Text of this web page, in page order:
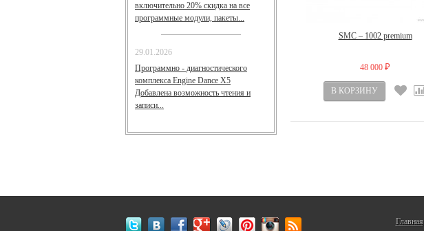
включительно 20% скидка на все
программные модули, пакеты...
29.01.2026
Программно - диагностического
комплекса Engine Dance X5
Добавлена возможность чтения и
записи...
SMC – 1002 premium
48 000 ₽
Главная